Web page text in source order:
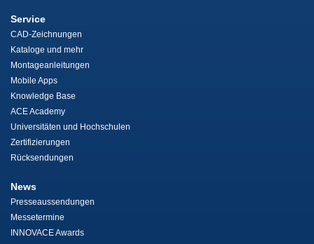
Service
CAD-Zeichnungen
Kataloge und mehr
Montageanleitungen
Mobile Apps
Knowledge Base
ACE Academy
Universitäten und Hochschulen
Zertifizierungen
Rücksendungen
News
Presseaussendungen
Messetermine
INNOVACE Awards